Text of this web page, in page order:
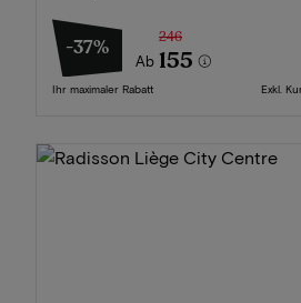
-37%
Ab
246
155
Ihr maximaler Rabatt Exkl.